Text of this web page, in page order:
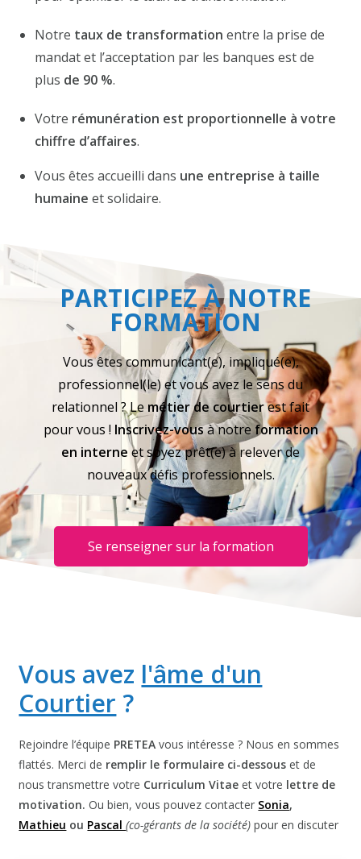
Notre taux de transformation entre la prise de
mandat et l’acceptation par les banques est de
plus de 90 %.
Votre rémunération est proportionnelle à votre
chiffre d’affaires.
Vous êtes accueilli dans une entreprise à taille
humaine et solidaire.
PARTICIPEZ À NOTRE
FORMATION
Vous êtes communicant(e), impliqué(e),
professionnel(le) et vous avez le sens du
relationnel ? Le métier de courtierest fait
pour vous ! Inscrivez-vousà notreformation
en interne et soyez prêt(e) à relever de
nouveaux défis professionnels.
Se renseigner sur la formation
Vous avez l'âme d'un
Courtier ?
Rejoindre l’équipe PRETEAvous intéresse ? Nous en sommes
flattés. Merci de remplir le formulaire ci-dessous et de
nous transmettre votre Curriculum Vitaeet votre lettre de
motivation.Ou bien, vous pouvez contacter Sonia,
Mathieu ou Pascal(co-gérants de la société)pour en discuter